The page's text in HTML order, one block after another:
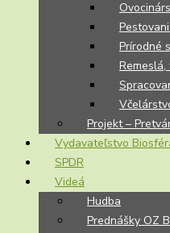
Prírodné
Projekt –
Vydavateľstvo
SPDR
Videá
Hudba
Prednášky OZ